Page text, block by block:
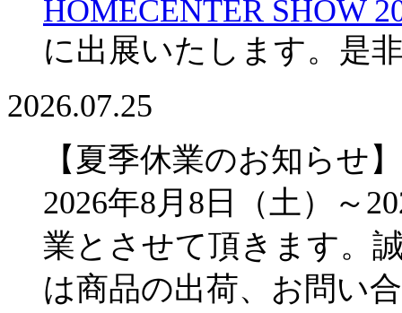
HOMECENTER SHOW
に出展いたします。是
2026.07.25
【夏季休業のお知らせ】
2026年8月8日（土）～
業とさせて頂きます。
は商品の出荷、お問い